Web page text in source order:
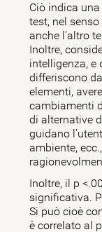
Ciò indica
test, nel
anche l'altro
Inoltre,
intelligenza, e
differiscono
elementi,
cambiamenti
di alternative
guidano
ambiente,
Inoltre, il p
significativa.
Si può cioè
è correlato al